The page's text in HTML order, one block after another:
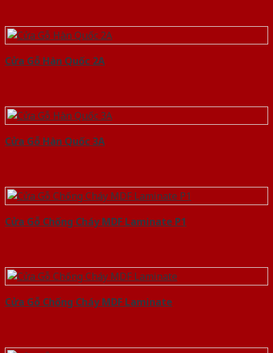
Cửa Gỗ Hàn Quốc 2A
Cửa Gỗ Hàn Quốc 3A
Cửa Gỗ Chống Cháy MDF Laminate P1
Cửa Gỗ Chống Cháy MDF Laminate